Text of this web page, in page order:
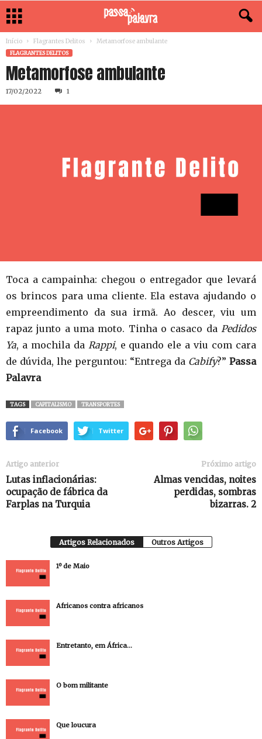
Início Flagrantes Delitos Metamorfose ambulante
FLAGRANTES DELITOS
Metamorfose ambulante
17/02/2022 1
Toca a campainha: chegou o entregador que levará
os brincos para uma cliente. Ela estava ajudando o
empreendimento da sua irmã. Ao descer, viu um
rapaz junto a uma moto. Tinha o casaco da Pedidos
Ya, a mochila da Rappi, e quando ele a viu com cara
de dúvida, lhe perguntou: “Entrega da Cabify?” Passa
Palavra
TAGS CAPITALISMO TRANSPORTES
Facebook Twitter
Artigo anterior
Lutas inflacionárias:
ocupação de fábrica da
Farplas na Turquia
Próximo artigo
Almas vencidas, noites
perdidas, sombras
bizarras. 2
Artigos Relacionados Outros Artigos
1º de Maio
Africanos contra africanos
Entretanto, em África…
O bom militante
Que loucura